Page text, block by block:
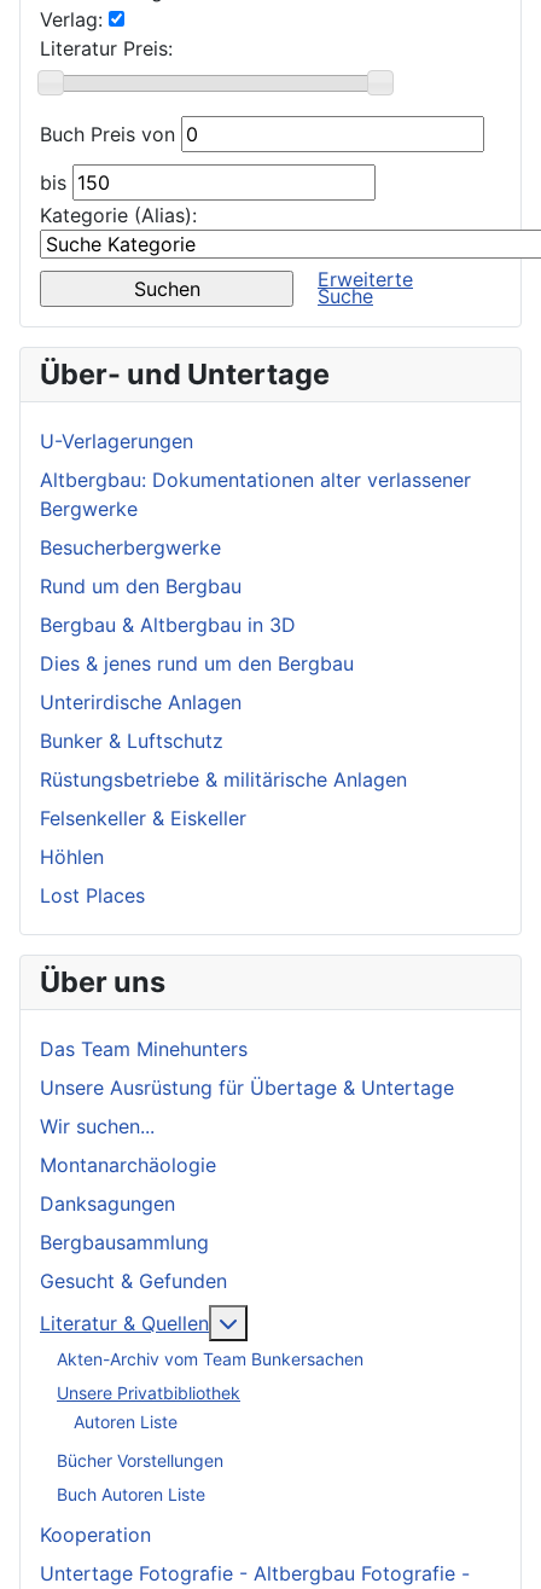
Verlag:
Literatur Preis:
Buch Preis von
bis
Kategorie (Alias):
Erweiterte
Suche
Über- und Untertage
U-Verlagerungen
Altbergbau: Dokumentationen alter verlassener
Bergwerke
Besucherbergwerke
Rund um den Bergbau
Bergbau & Altbergbau in 3D
Dies & jenes rund um den Bergbau
Unterirdische Anlagen
Bunker & Luftschutz
Rüstungsbetriebe & militärische Anlagen
Felsenkeller & Eiskeller
Höhlen
Lost Places
Über uns
Das Team Minehunters
Unsere Ausrüstung für Übertage & Untertage
Wir suchen...
Montanarchäologie
Danksagungen
Bergbausammlung
Gesucht & Gefunden
Literatur & Quellen
Akten-Archiv vom Team Bunkersachen
Unsere Privatbibliothek
Autoren Liste
Bücher Vorstellungen
Buch Autoren Liste
Kooperation
Untertage Fotografie - Altbergbau Fotografie -